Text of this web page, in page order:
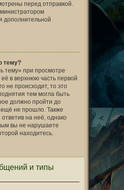
перед отправкой.
дополнительной
тему?
тему» при просмотре
в верхнюю часть первой
не происходит, то это
тем могла быть
должно пройти до
не прошло. Также
на неё, однако
вы не нарушаете
находитесь.
и типы